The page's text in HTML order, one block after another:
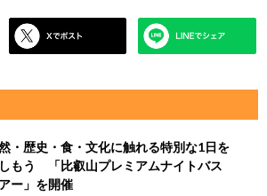
・歴史・食・文化に触れる特別な1日を
もう 「比叡山プレミアムナイトバス
ー」を開催